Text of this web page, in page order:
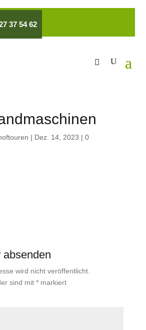
37 54 62
| Dez. 14, 2023 | 0
absenden
wird nicht veröffentlicht.
sind mit *markiert